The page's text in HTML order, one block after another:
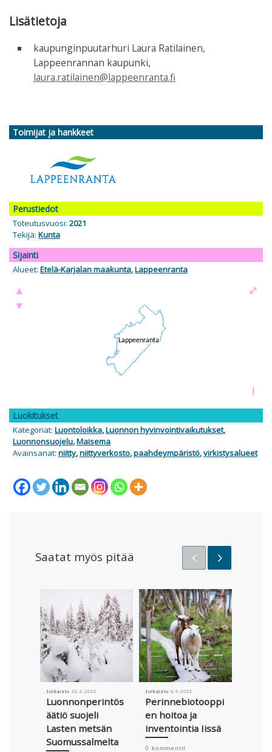
Lisätietoja
kaupunginpuutarhuri Laura Ratilainen,
Lappeenrannan kaupunki,
laura.ratilainen@lappeenranta.fi
Toimijat ja hankkeet
Saatat myös pitää
Julkaistu25.2.2022
Luonnonperintös
äätiö suojeli
Lasten metsän
Suomussalmelta
Julkaistu6.9.2022
Perinnebiotooppi
en hoitoa ja
inventointia Iissä
0 kommentit
Perustiedot
Toteutusvuosi: 2021
Tekijä: Kunta
Sijainti
Alueet: Etelä-Karjalan maakunta,Lappeenranta
▲
▼
i
⤢
Luokitukset
Kategoriat: Luontoloikka,Luonnon hyvinvointivaikutukset,
Luonnonsuojelu,Maisema
Avainsanat: niitty,niittyverkosto,paahdeympäristö,virkistysalueet